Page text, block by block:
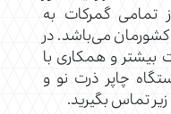
تمامی گمرکات به
کشورمان می‌باشد. در
بیشتر و همکاری با
چاپر ذرت نو و
تماس بگیرید.